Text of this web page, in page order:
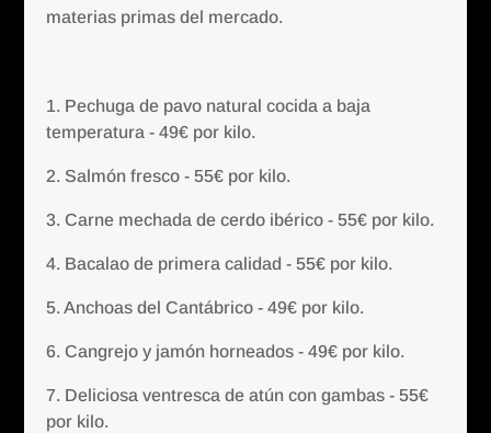
materias primas del mercado.
1. Pechuga de pavo natural cocida a baja
temperatura - 49€ por kilo.
2. Salmón fresco - 55€ por kilo.
3. Carne mechada de cerdo ibérico - 55€ por kilo.
4. Bacalao de primera calidad - 55€ por kilo.
5. Anchoas del Cantábrico - 49€ por kilo.
6. Cangrejo y jamón horneados - 49€ por kilo.
7. Deliciosa ventresca de atún con gambas - 55€
por kilo.